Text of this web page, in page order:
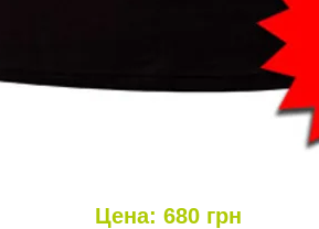
Цена: 680грн